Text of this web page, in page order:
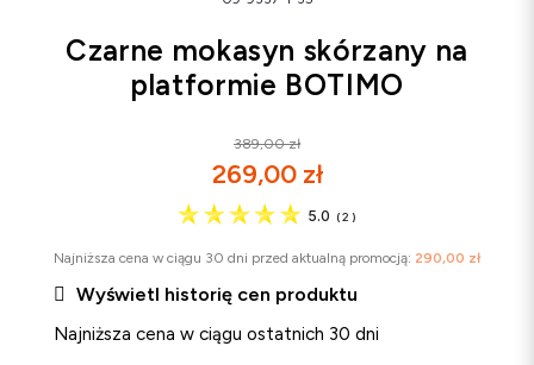
Czarne mokasyn skórzany na
platformie BOTIMO
389,00 zł
269,00 zł
5.0 ( 2 )
Najniższa cena w ciągu 30 dni przed aktualną promocją: 290,00 zł
 Wyświetl historię cen produktu
Najniższa cena w ciągu ostatnich 30 dni